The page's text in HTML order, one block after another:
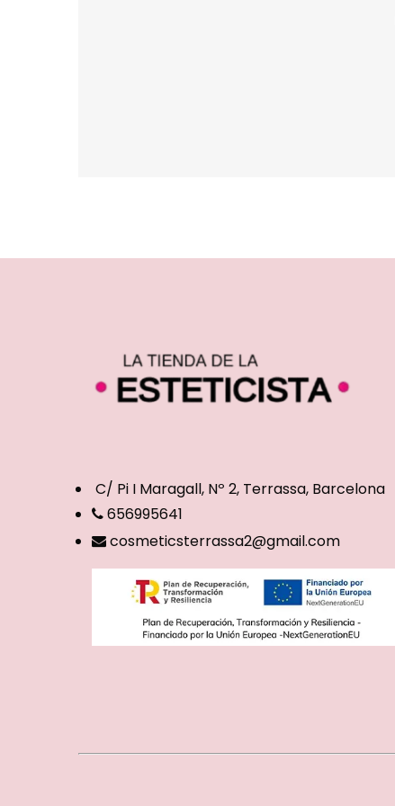
C/ Pi I Maragall, Nº 2, Terrassa, Barcelona
656995641
cosmeticsterrassa2@gmail.com